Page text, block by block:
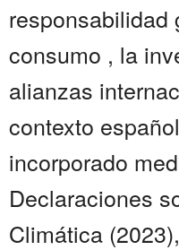
responsabilidad
consumo , la
alianzas
contexto
incorporado
Declaraciones
Climática